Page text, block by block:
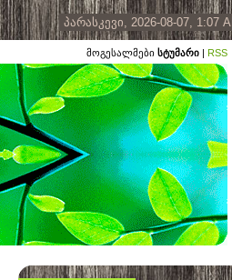
პარასკევი, 2026-08-07, 1:07
მოგესალმები სტუმარი | RSS